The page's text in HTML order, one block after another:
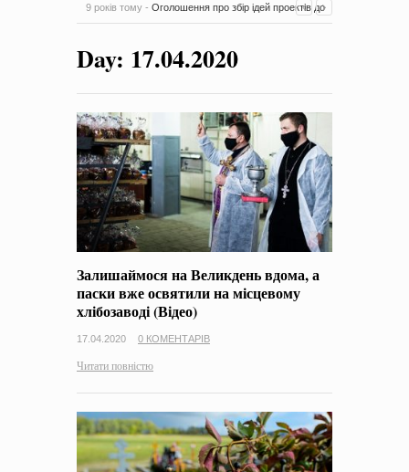
9 років тому - Оголошення про збір ідей проектів до
на період 2018 – 2020 роки Оголошення про збір ідей
проектів
-0 Коментарів
Day: 17.04.2020
Залишаймося на Великдень вдома, а
паски вже освятили на місцевому
хлібозаводі (Відео)
17.04.2020 0 КОМЕНТАРІВ
Читати повністю